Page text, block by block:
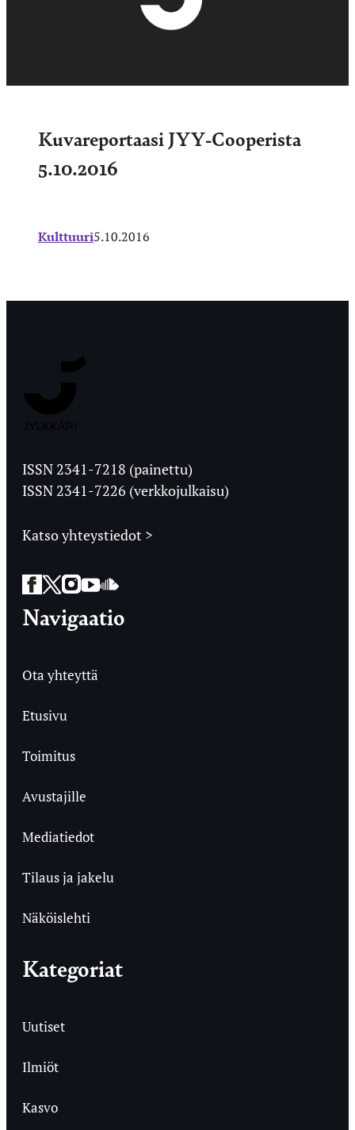
Kuvareportaasi JYY-Cooperista
5.10.2016
Kulttuuri5.10.2016
Ylioppilaslehti
ISSN 2341-7218 (painettu)
ISSN 2341-7226 (verkkojulkaisu)
Katso yhteystiedot >
Facebook
Twitter
Instagram
YouTube
SoundCloud
Navigaatio
Ota yhteyttä
Etusivu
Toimitus
Avustajille
Mediatiedot
Tilaus ja jakelu
Näköislehti
Kategoriat
Uutiset
Ilmiöt
Kasvo